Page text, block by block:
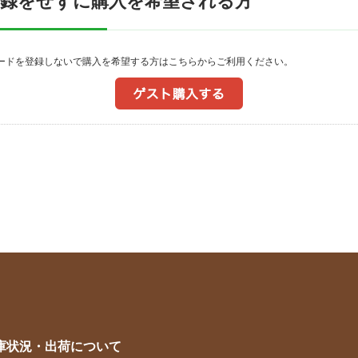
ドを登録しないで購入を希望する方はこちらからご利用ください。
状況・出荷について